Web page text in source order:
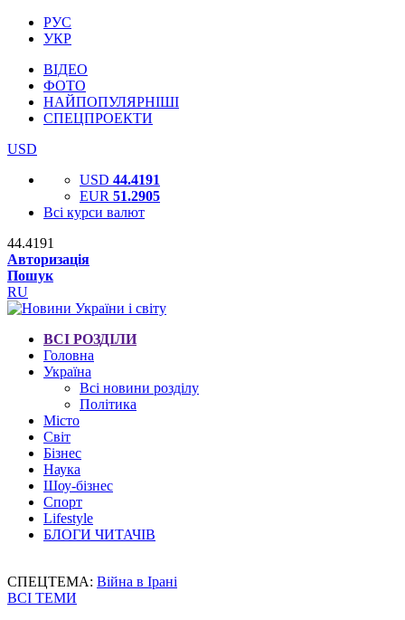
РУС
УКР
ВІДЕО
ФОТО
НАЙПОПУЛЯРНІШІ
СПЕЦПРОЕКТИ
USD
USD 44.4191
EUR 51.2905
Всі курси валют
44.4191
Авторизація
Пошук
RU
ВСІ РОЗДІЛИ
Головна
Україна
Всі новини розділу
Політика
Місто
Світ
Бізнес
Наука
Шоу-бізнес
Спорт
Lifestyle
БЛОГИ ЧИТАЧІВ
СПЕЦТЕМА: Війна в Ірані
ВСІ ТЕМИ